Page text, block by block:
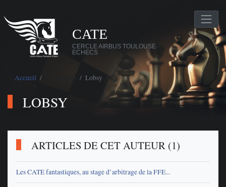
CATE
CERCLE AIRBUS TOULOUSE
ECHECS
Accueil Lobsy
LOBSY
ARTICLES DE CET AUTEUR (1)
Les CATE fantastiques, au stage d’arbitrage de la FFE...